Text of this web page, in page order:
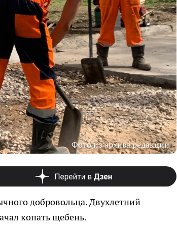
Фото из архива редакции
добровольца. Двухлетний
копать щебень.